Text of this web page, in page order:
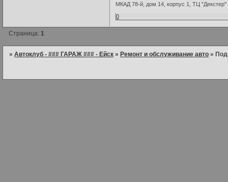
МКАД 78-й, дом 14, корпус 1, ТЦ
0
Страница: 1
»Автоклуб - ### ГАРАЖ ### - Ейск » Ремонт и обслуживание авто »